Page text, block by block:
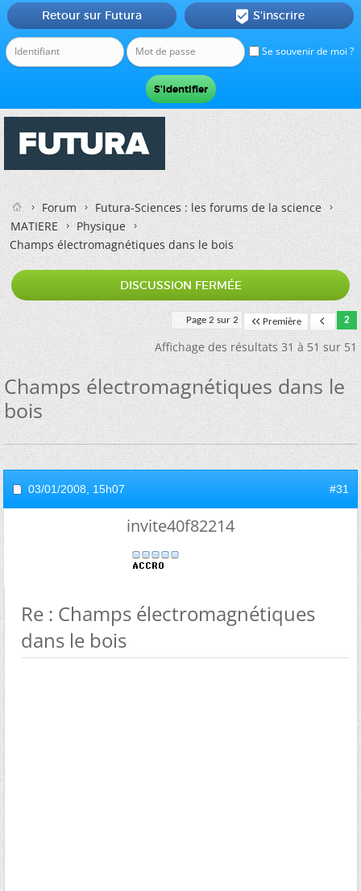
Se souvenir de moi ?
Retour sur Futura  S'inscrire
Forum
Futura-Sciences : les forums de la science
MATIERE
Physique
Champs électromagnétiques dans le bois
DISCUSSION FERMÉE
Page 2 sur 2 Première 2
Affichage des résultats 31 à 51 sur 51
Champs électromagnétiques dans le
bois
03/01/2008, 15h07 #31
invite40f82214
Re : Champs électromagnétiques
dans le bois